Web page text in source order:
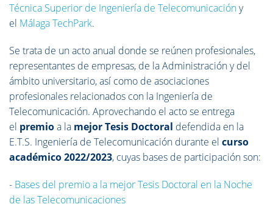
Técnica Superior de Ingeniería de Telecomunicacióny
el Málaga TechPark.
Se trata de un acto anual donde se reúnen profesionales,
representantes de empresas, de la Administración y del
ámbito universitario, así como de asociaciones
profesionales relacionados con la Ingeniería de
Telecomunicación. Aprovechando el acto se entrega
el premioa la mejor Tesis Doctoral defendida en la
E.T.S. Ingeniería de Telecomunicación durante el curso
académico 2022/2023, cuyas bases de participación son:
- Bases del premio a la mejor Tesis Doctoral en la Noche
de las Telecomunicaciones